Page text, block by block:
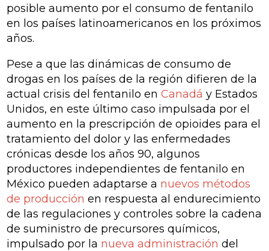
posible aumento por el consumo de fentanilo
en los países latinoamericanos en los próximos
años.
Pese a que las dinámicas de consumo de
drogas en los países de la región difieren de la
actual crisis del fentanilo enCanadá y Estados
Unidos, en este último caso impulsada por el
aumento en la prescripción de opioides para el
tratamiento del dolor y las enfermedades
crónicas desde los años 90, algunos
productores independientes de fentanilo en
México pueden adaptarse a nuevos métodos
de producción en respuesta al endurecimiento
de las regulaciones y controles sobre la cadena
de suministro de precursores químicos,
impulsado por la nueva administración del